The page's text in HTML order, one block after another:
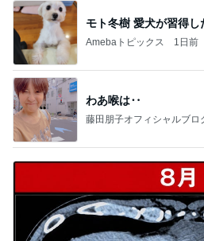
モト冬樹 愛犬が習得し
Amebaトピックス 1日前
わあ喉は‥
藤田朋子オフィシャルブロ